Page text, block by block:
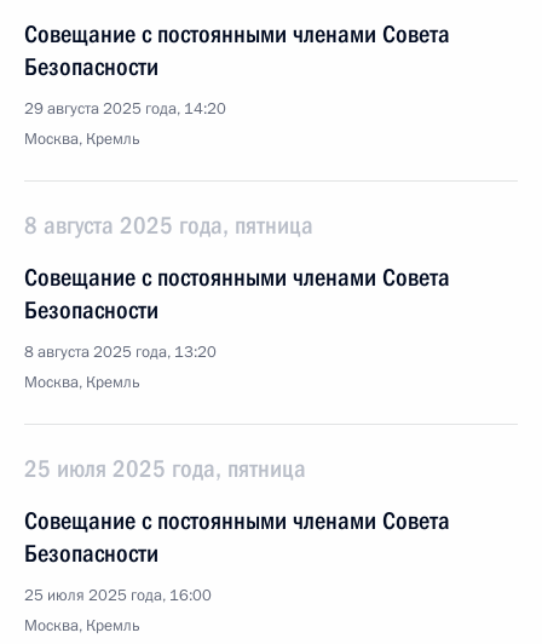
Совещание с постоянными членами Совета
Безопасности
29 августа 2025 года, 14:20
Москва, Кремль
8 августа 2025 года, пятница
Совещание с постоянными членами Совета
Безопасности
8 августа 2025 года, 13:20
Москва, Кремль
25 июля 2025 года, пятница
Совещание с постоянными членами Совета
Безопасности
25 июля 2025 года, 16:00
Москва, Кремль